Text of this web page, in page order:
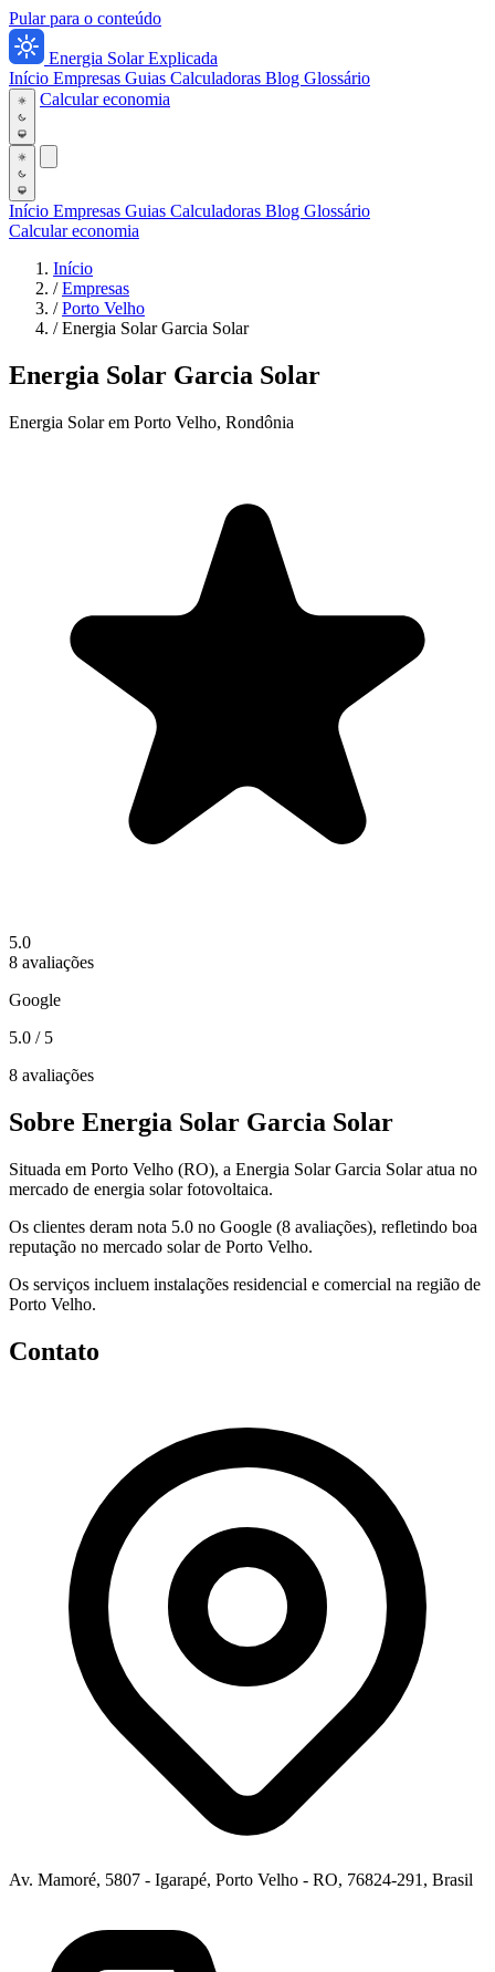
Pular para o conteúdo
Energia Solar Explicada
Início Empresas Guias Calculadoras Blog Glossário
Calcular economia
Início Empresas Guias Calculadoras Blog Glossário
Calcular economia
Início
/ Empresas
/ Porto Velho
/ Energia Solar Garcia Solar
Energia Solar Garcia Solar
Energia Solar em Porto Velho, Rondônia
5.0
8 avaliações
Google
5.0 / 5
8 avaliações
Sobre Energia Solar Garcia Solar
Situada em Porto Velho (RO), a Energia Solar Garcia Solar atua no
mercado de energia solar fotovoltaica.
Os clientes deram nota 5.0 no Google (8 avaliações), refletindo boa
reputação no mercado solar de Porto Velho.
Os serviços incluem instalações residencial e comercial na região de
Porto Velho.
Contato
Av. Mamoré, 5807 - Igarapé, Porto Velho - RO, 76824-291, Brasil